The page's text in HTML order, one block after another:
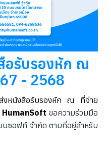
อรับรองหัก ณ
- 2568
งหนังสือรับรองหัก ณ ที่จ่าย
HumanSoftขอความร่วมมือ
ซอฟท์ จำกัด ตามที่อยู่สำหรับ